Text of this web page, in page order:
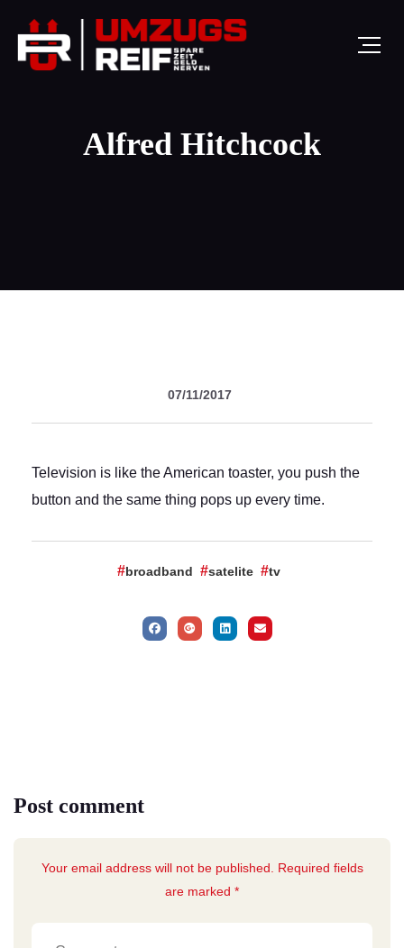
Alfred Hitchcock
07/11/2017
Television is like the American toaster, you push the
button and the same thing pops up every time.
broadband satelite tv
Post comment
Your email address will not be published. Required fields
are marked *